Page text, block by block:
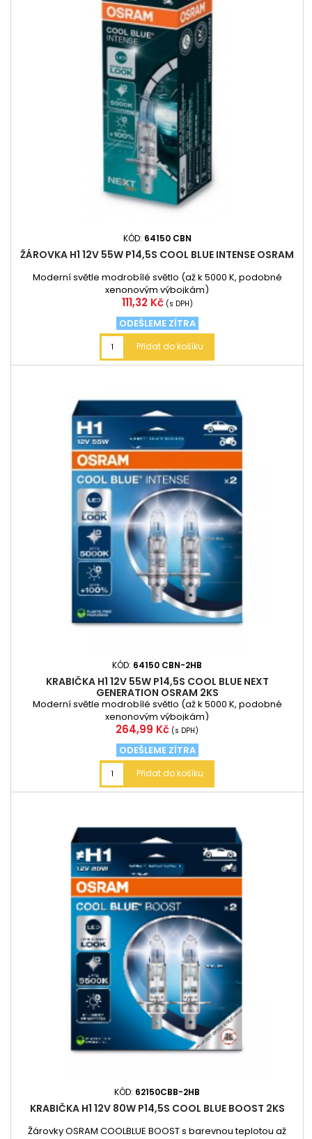
KÓD: 64150 CBN
ŽÁROVKA H1 12V 55W P14,5S COOL BLUE INTENSE OSRAM
Moderní světle modrobílé světlo (až k 5000 K, podobné
xenonovým výbojkám)
Cena
111,32 Kč (s DPH)
ODEŠLEME ZÍTRA
Přidat do košíku
KÓD: 64150 CBN-2HB
KRABIČKA H1 12V 55W P14,5S COOL BLUE NEXT
GENERATION OSRAM 2KS
Moderní světle modrobílé světlo (až k 5000 K, podobné
xenonovým výbojkám)
Cena
264,99 Kč (s DPH)
ODEŠLEME ZÍTRA
Přidat do košíku
KÓD: 62150CBB-2HB
KRABIČKA H1 12V 80W P14,5S COOL BLUE BOOST 2KS
Žárovky OSRAM COOLBLUE BOOST s barevnou teplotou až